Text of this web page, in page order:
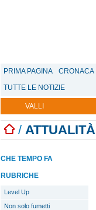
PRIMA PAGINA CRONACA
TUTTE LE NOTIZIE
VALLI
/ ATTUALITÀ
CHE TEMPO FA
RUBRICHE
Level Up
Non solo fumetti